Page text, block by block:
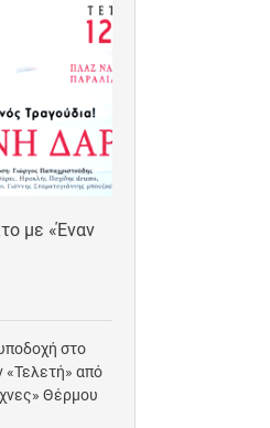
με «Έναν
στο
«Τελετή» από
Θέρμου